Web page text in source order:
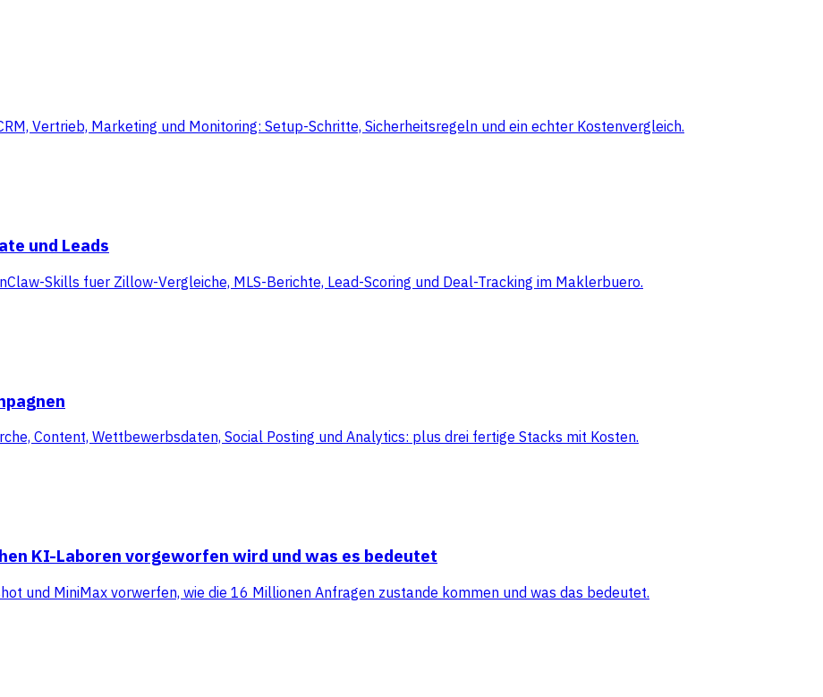
Vertrieb, Marketing und Monitoring: Setup-Schritte, Sicherheitsregeln und ein echter Kostenvergleich.
und Leads
Skills fuer Zillow-Vergleiche, MLS-Berichte, Lead-Scoring und Deal-Tracking im Maklerbuero.
Content, Wettbewerbsdaten, Social Posting und Analytics: plus drei fertige Stacks mit Kosten.
KI-Laboren vorgeworfen wird und was es bedeutet
und MiniMax vorwerfen, wie die 16 Millionen Anfragen zustande kommen und was das bedeutet.